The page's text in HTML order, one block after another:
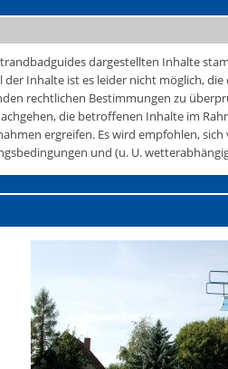
dargestellten Inhalte
der Inhalte ist es leider nicht möglich,
rechtlichen Bestimmungen zu
die betroffenen Inhalte im
ergreifen. Es wird empfohlen,
und (u. U.